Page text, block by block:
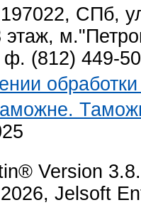
197022, СПб,
ф. (812) 449-
Version
Jelsoft